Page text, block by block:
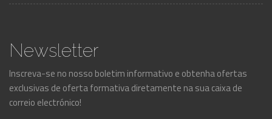
Newsletter
Inscreva-se no nosso boletim informativo e obtenha ofertas
exclusivas de oferta formativa diretamente na sua caixa de
correio electrónico!